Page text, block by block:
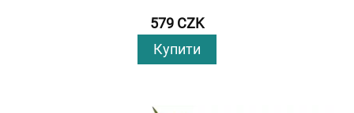
579 CZK
Купити